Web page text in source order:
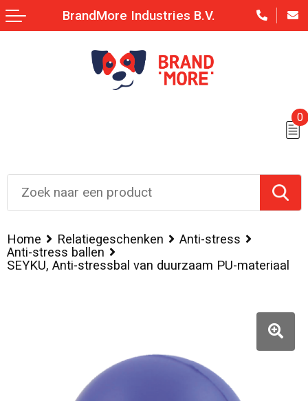
0
BrandMore Industries B.V.
Home Relatiegeschenken
Anti-stress
Anti-stress ballen
SEYKU, Anti-stressbal van duurzaam PU-materiaal